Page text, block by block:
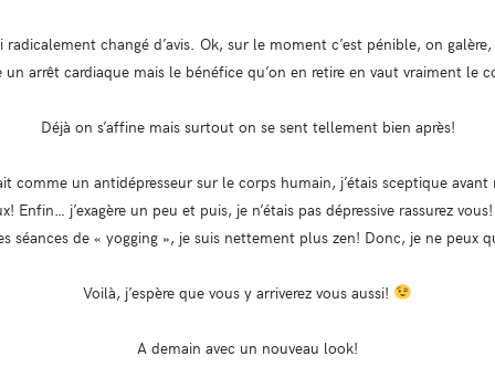
changé d’avis. Ok, sur le moment c’est pénible, on
un arrêt cardiaque mais le bénéfice qu’on en retire en vaut vraiment le
Déjà on s’affine mais surtout on se sent tellement bien après!
comme un antidépresseur sur le corps humain, j’étais sceptique
Enfin… j’exagère un peu et puis, je n’étais pas dépressive rassurez
séances de « yogging », je suis nettement plus zen! Donc, je ne peux
Voilà, j’espère que vous y arriverez vous aussi!
A demain avec un nouveau look!